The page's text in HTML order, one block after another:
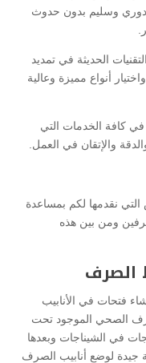
وسليم بدون حدوث
الحديثة في تمديد
أنواع مميزة وعالية
في كافة الخدمات التي
والإتقان في العمل.
نقدمها لكم بمساعدة
ومن بين هذه
الصرف
فتحات في الأنابيب
الصحي الموجود تحت
في الشيناجات وبعدها
جيدة لوضع أنابيب الصرف